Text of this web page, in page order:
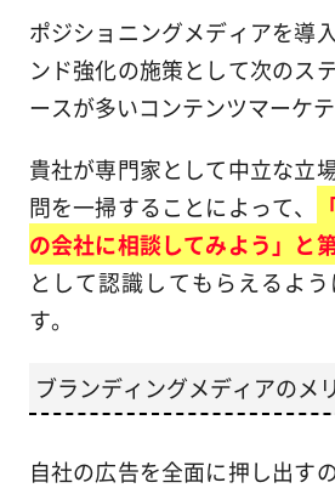
ポジショニングメディアを導
ンド強化の施策として次のス
ースが多いコンテンツマーケテ
貴社が専門家として中立な立
問を一掃することによって、
の会社に相談してみよう」と
として認識してもらえるよ
す。
ブランディングメディアのメ
自社の広告を全面に押し出す